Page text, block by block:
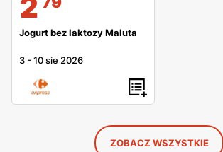
2
Jogurt bez laktozy Maluta
3 -10 sie 2026
ZOBACZ WSZYSTKIE